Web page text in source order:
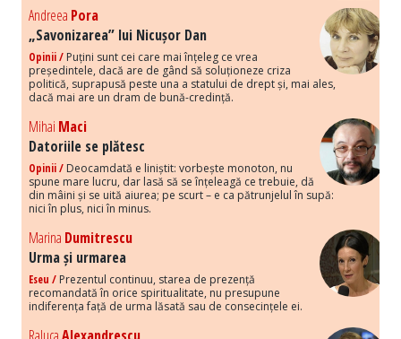
Andreea Pora
„Savonizarea” lui Nicușor Dan
Opinii / Puțini sunt cei care mai înțeleg ce vrea
președintele, dacă are de gând să soluționeze criza
politică, suprapusă peste una a statului de drept și, mai ales,
dacă mai are un dram de bună-credință.
Mihai Maci
Datoriile se plătesc
Opinii / Deocamdată e liniștit: vorbește monoton, nu
spune mare lucru, dar lasă să se înțeleagă ce trebuie, dă
din mâini și se uită aiurea; pe scurt – e ca pătrunjelul în supă:
nici în plus, nici în minus.
Marina Dumitrescu
Urma și urmarea
Eseu / Prezentul continuu, starea de prezență
recomandată în orice spiritualitate, nu presupune
indiferența față de urma lăsată sau de consecințele ei.